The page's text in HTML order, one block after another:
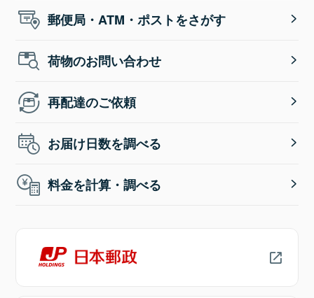
郵便局・ATM・ポストをさがす
荷物のお問い合わせ
再配達のご依頼
お届け日数を調べる
料金を計算・調べる